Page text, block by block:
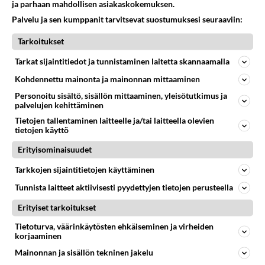
leveämpiä ja soikeempia.
rst2
2001-02-11 17:38:00
sulla on ollut vanhemmat mallit mitä olet kokeillut
Äänestä Kommentoi
Kommentoi aloitusta...
Ketjusta on poistettu0sääntöjenvastaista viestiä.
Takaisin ylös
LUETUIMMAT KESKUSTELUT
ja parhaan mahdollisen asiakaskokemuksen.
Palvelu ja sen kumppanit tarvitsevat suostumuksesi seuraaviin:
Tarkoitukset
Tarkat sijaintitiedot ja tunnistaminen laitetta skannaamalla
Kohdennettu mainonta ja mainonnan mittaaminen
Personoitu sisältö, sisällön mittaaminen, yleisötutkimus ja
palvelujen kehittäminen
Tietojen tallentaminen laitteelle ja/tai laitteella olevien
tietojen käyttö
Erityisominaisuudet
Tarkkojen sijaintitietojen käyttäminen
Tunnista laitteet aktiivisesti pyydettyjen tietojen perusteella
Erityiset tarkoitukset
Tietoturva, väärinkäytösten ehkäiseminen ja virheiden
korjaaminen
Mainonnan ja sisällön tekninen jakelu